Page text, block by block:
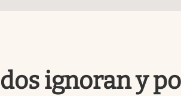
ignoran y